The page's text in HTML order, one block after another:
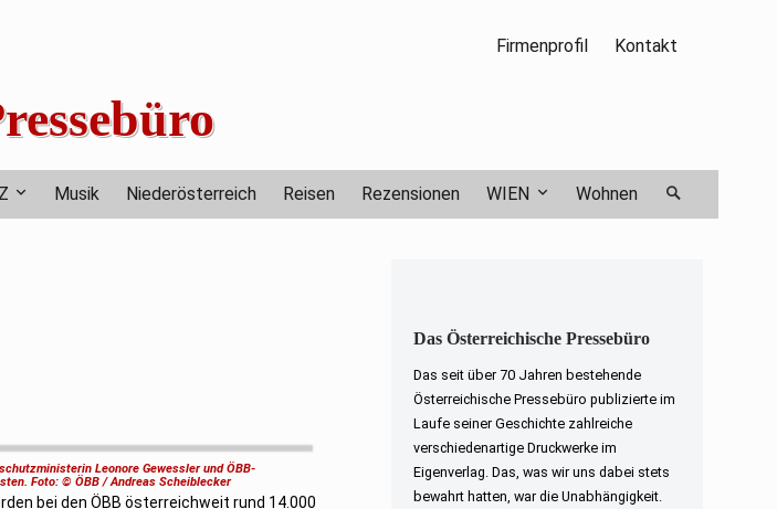
Firmenprofil Kontakt
Musik Niederösterreich Reisen Rezensionen WIEN Wohnen
Leonore Gewessler und ÖBB-
Foto: © ÖBB / Andreas Scheiblecker
bei den ÖBB österreichweit rund 14.000
Das Österreichische Pressebüro
Das seit über 70 Jahren bestehende
Österreichische Pressebüro publizierte im
Laufe seiner Geschichte zahlreiche
verschiedenartige Druckwerke im
Eigenverlag. Das, was wir uns dabei stets
bewahrt hatten, war die Unabhängigkeit.